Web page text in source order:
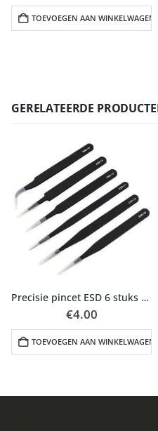
was:
€4.00.
is:
€1.00.
TOEVOEGEN AAN WINKELWAGEN
GERELATEERDE
Precisie pincet ESD 6 stuks set
€4.00
TOEVOEGEN AAN WINKELWAGEN